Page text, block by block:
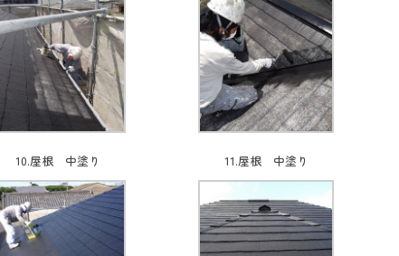
10.屋根 中塗り 11.屋根 中塗り